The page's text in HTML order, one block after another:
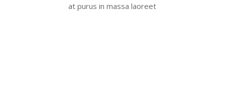
at purus in massa laoreet